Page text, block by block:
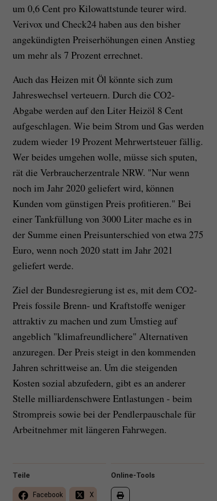
um 0,6 Cent pro Kilowattstunde teurer wird.
Verivox und Check24 haben aus den bisher
angekündigten Preiserhöhungen einen Anstieg
um mehr als 7 Prozent errechnet.
Auch das Heizen mit Öl könnte sich zum
Jahreswechsel verteuern. Durch die CO2-
Abgabe werden auf den Liter Heizöl 8 Cent
aufgeschlagen. Wie beim Strom und Gas werden
zudem wieder 19 Prozent Mehrwertsteuer fällig.
Wer beides umgehen wolle, müsse sich sputen,
rät die Verbraucherzentrale NRW. "Nur wenn
noch im Jahr 2020 geliefert wird, können
Kunden vom günstigen Preis profitieren." Bei
einer Tankfüllung von 3000 Liter mache es in
der Summe einen Preisunterschied von etwa 275
Euro, wenn noch 2020 statt im Jahr 2021
geliefert werde.
Ziel der Bundesregierung ist es, mit dem CO2-
Preis fossile Brenn- und Kraftstoffe weniger
attraktiv zu machen und zum Umstieg auf
angeblich "klimafreundlichere" Alternativen
anzuregen. Der Preis steigt in den kommenden
Jahren schrittweise an. Um die steigenden
Kosten sozial abzufedern, gibt es an anderer
Stelle milliardenschwere Entlastungen - beim
Strompreis sowie bei der Pendlerpauschale für
Arbeitnehmer mit längeren Fahrwegen.
Online-Tools
Teile
Facebook X